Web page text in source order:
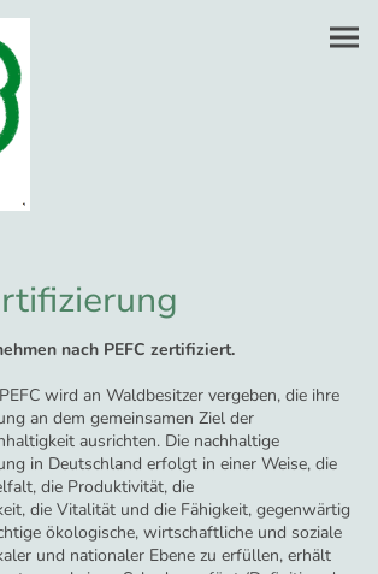
nach PEFC zertifiziert.
wird an Waldbesitzer vergeben, die ihre
an dem gemeinsamen Ziel der
ausrichten. Die nachhaltige
in Deutschland erfolgt in einer Weise, die
die Produktivität, die
die Vitalität und die Fähigkeit, gegenwärtig
ökologische, wirtschaftliche und soziale
und nationaler Ebene zu erfüllen, erhält